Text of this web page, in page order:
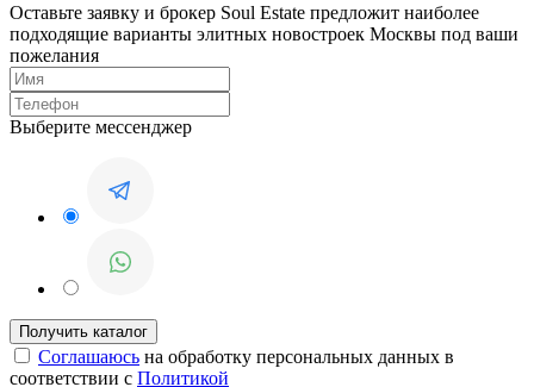
Оставьте заявку и брокер Soul Estate предложит наиболее
подходящие варианты элитных новостроек Москвы под ваши
пожелания
Выберите мессенджер
Соглашаюсь на обработку персональных данных в
соответствии с Политикой